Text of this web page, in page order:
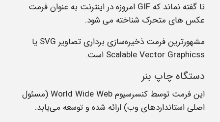
نا گفته نماند که GIF امروزه در اینترنت به عنوان فرمت
عکس های متحرک شناخته می شود.
مشهورترین فرمت ذخیره‌سازی برداری تصاویر SVG یا
Scalable Vector Graphicss است.
دستگاه چاپ بنر
این فرمت توسط کنسرسیوم World Wide Web (مسئول
اصلی استانداردهای وب) ارائه شده و توسعه می‌یابد.